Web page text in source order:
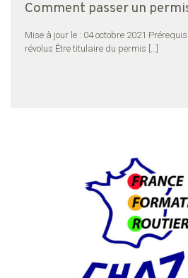
Comment passer un
Mise à jour le : 04 octobre 2021
révolus Être titulaire du permis […]